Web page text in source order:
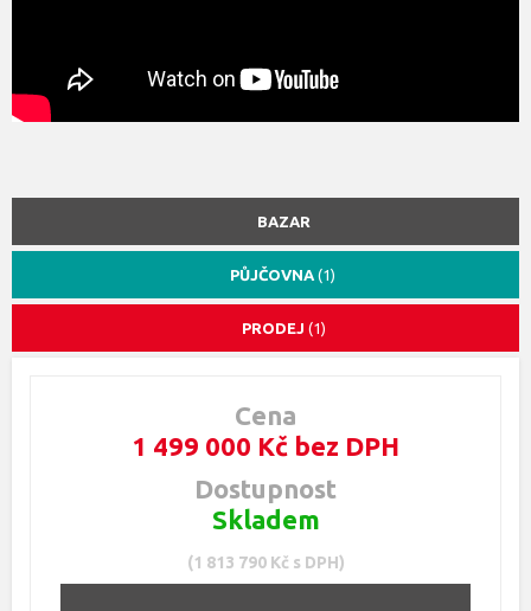
BAZAR
PŮJČOVNA (1)
PRODEJ (1)
Cena
1 499 000 Kč bez DPH
Dostupnost
Skladem
(1 813 790 Kč s DPH)